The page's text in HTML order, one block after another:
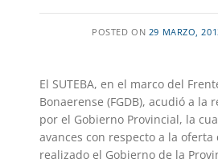
POSTED ON 29 MARZO,
El SUTEBA, en el marco del
Bonaerense (FGDB), acudió a la
por el Gobierno Provincial, la
avances con respecto a la oferta
realizado el Gobierno de la